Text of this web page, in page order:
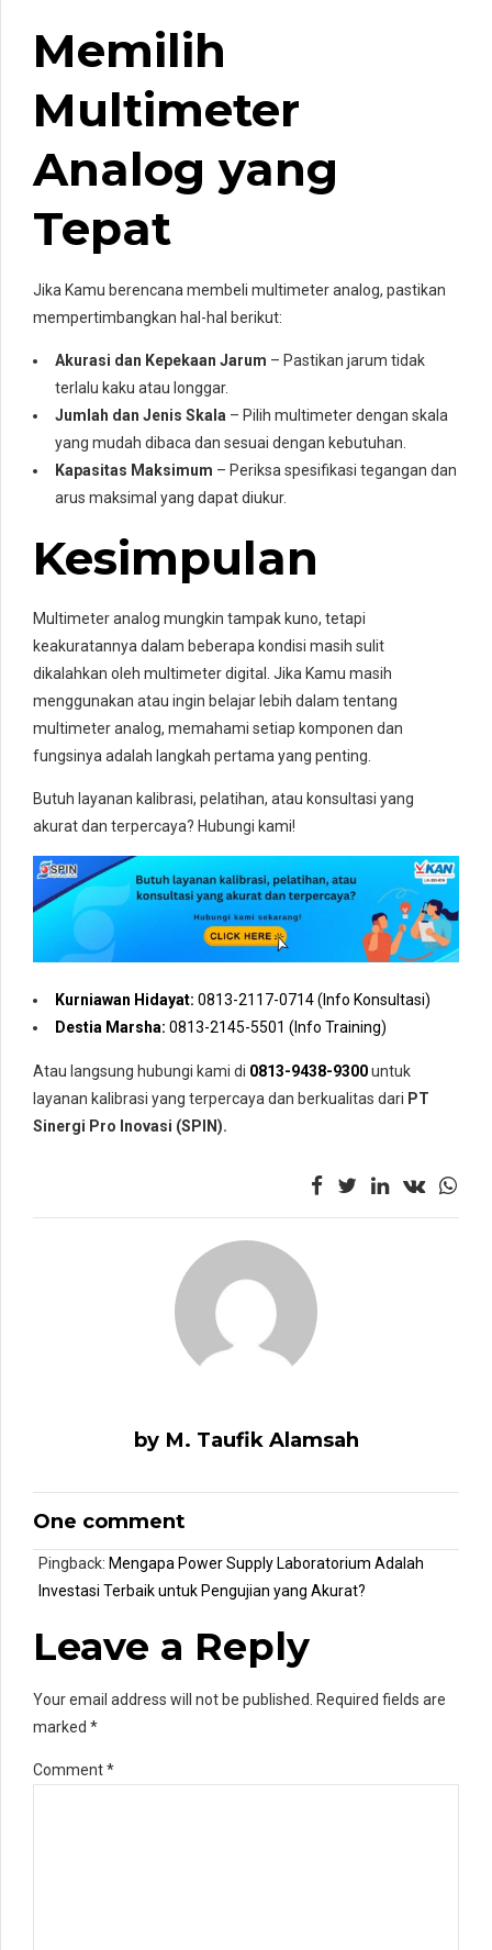
Memilih
Multimeter
Analog yang
Tepat
Jika Kamu berencana membeli multimeter analog, pastikan
mempertimbangkan hal-hal berikut:
Akurasi dan Kepekaan Jarum – Pastikan jarum tidak
terlalu kaku atau longgar.
Jumlah dan Jenis Skala – Pilih multimeter dengan skala
yang mudah dibaca dan sesuai dengan kebutuhan.
Kapasitas Maksimum – Periksa spesifikasi tegangan dan
arus maksimal yang dapat diukur.
Kesimpulan
Multimeter analog mungkin tampak kuno, tetapi
keakuratannya dalam beberapa kondisi masih sulit
dikalahkan oleh multimeter digital. Jika Kamu masih
menggunakan atau ingin belajar lebih dalam tentang
multimeter analog, memahami setiap komponen dan
fungsinya adalah langkah pertama yang penting.
Butuh layanan kalibrasi, pelatihan, atau konsultasi yang
akurat dan terpercaya? Hubungi kami!
Kurniawan Hidayat: 0813-2117-0714 (Info Konsultasi)
Destia Marsha: 0813-2145-5501 (Info Training)
Atau langsung hubungi kami di 0813-9438-9300untuk
layanan kalibrasi yang terpercaya dan berkualitas dari PT
Sinergi Pro Inovasi (SPIN).
by M. Taufik Alamsah
One comment
Pingback: Mengapa Power Supply Laboratorium Adalah
Investasi Terbaik untuk Pengujian yang Akurat?
Leave a Reply
Your email address will not be published. Required fields are
marked *
Comment*